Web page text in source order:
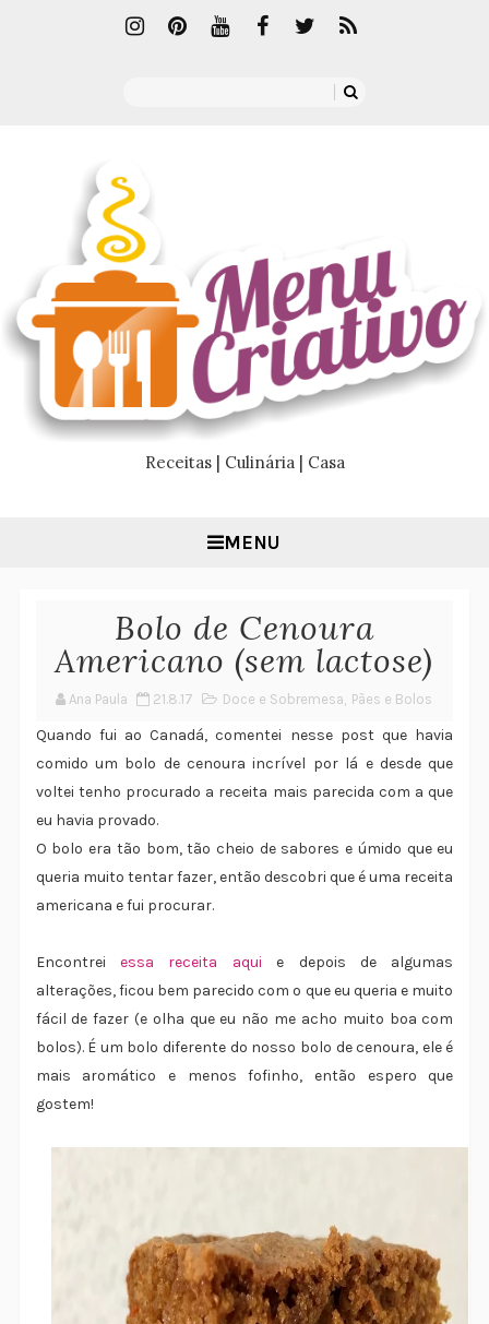
Receitas | Culinária | Casa
MENU
Bolo de Cenoura
Americano (sem lactose)
Ana Paula 21.8.17 Doce e Sobremesa, Pães e Bolos
Quando fui ao Canadá, comentei nesse post que havia
comido um bolo de cenoura incrível por lá e desde que
voltei tenho procurado a receita mais parecida com a que
eu havia provado.
O bolo era tão bom, tão cheio de sabores e úmido que eu
queria muito tentar fazer, então descobri que é uma receita
americana e fui procurar.
Encontrei essa receita aqui e depois de algumas
alterações, ficou bem parecido com o que eu queria e muito
fácil de fazer (e olha que eu não me acho muito boa com
bolos). É um bolo diferente do nosso bolo de cenoura, ele é
mais aromático e menos fofinho, então espero que
gostem!